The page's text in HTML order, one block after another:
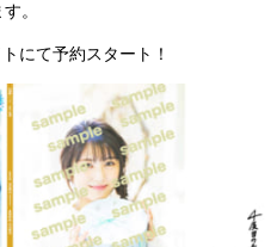
。
にて予約スタート！